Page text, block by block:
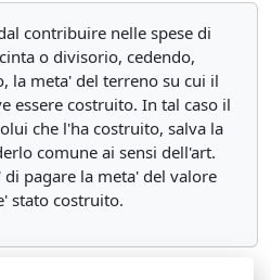
contribuire nelle spese di
o divisorio, cedendo,
la meta' del terreno su cui il
essere costruito. In tal caso il
che l'ha costruito, salva la
comune ai sensi dell'art.
pagare la meta' del valore
stato costruito.